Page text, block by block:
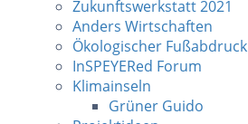
Zukunftswerkstatt 2021
Anders Wirtschaften
Ökologischer Fußabdruck
InSPEYERed Forum
Klimainseln
Grüner Guido